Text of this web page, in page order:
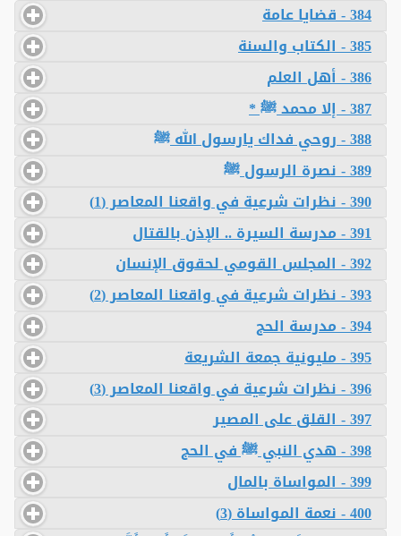
384 - قضايا عامة
385 - الكتاب والسنة
386 - أهل العلم
387 - إلا محمد ﷺ *
388 - روحي فداك يارسول الله ﷺ
389 - نصرة الرسول ﷺ
390 - نظرات شرعية في واقعنا المعاصر (1)
391 - مدرسة السيرة .. الإذن بالقتال
392 - المجلس القومي لحقوق الإنسان
393 - نظرات شرعية في واقعنا المعاصر (2)
394 - مدرسة الحج
395 - مليونية جمعة الشريعة
396 - نظرات شرعية في واقعنا المعاصر (3)
397 - القلق على المصير
398 - هدي النبي ﷺ في الحج
399 - المواساة بالمال
400 - نعمة المواساة (3)